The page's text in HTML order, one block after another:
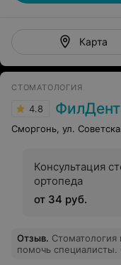
Карта
СТОМАТОЛОГИЯ
4.8 ФилДент
Сморгонь, ул.
Консультация
ортопеда
от 34 руб.
Отзыв.
помочь специалисты.